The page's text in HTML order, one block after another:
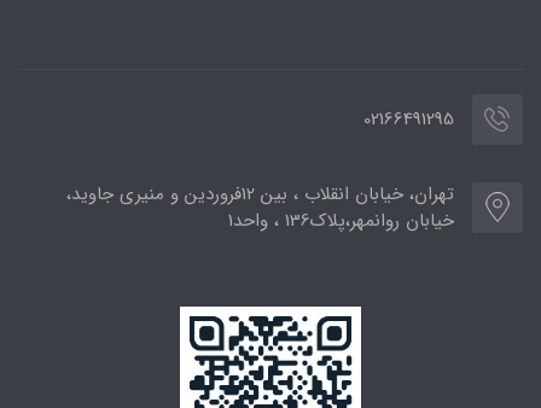
02166491295
تهران، خیابان انقلاب ، بین 12فروردین و منیری جاوید،
خیابان روانمهر،پلاک136 ، واحد1